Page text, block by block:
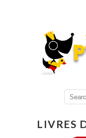
for:
LIVRES